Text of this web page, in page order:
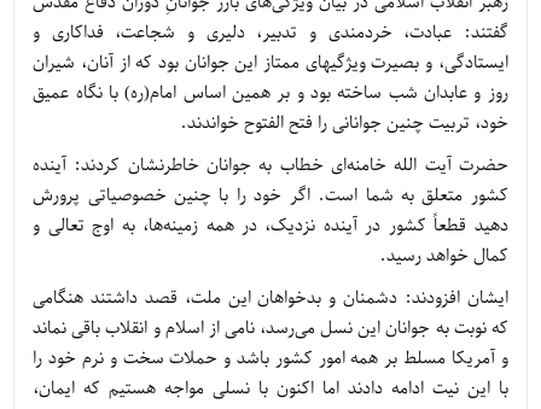
گفتند: عبادت، خردمندی و تدبیر، دلیری و شجاعت، فداکاری و
ایستادگی، و بصیرت ویژگیهای ممتاز این جوانان بود که از آنان، شیران
روز و عابدان شب ساخته بود و بر همین اساس امام(ره) با نگاه عمیق
خود، تربیت چنین جوانانی را فتح الفتوح خواندند.
حضرت آیت الله خامنه‌ای خطاب به جوانان خاطرنشان کردند: آینده
کشور متعلق به شما است. اگر خود را با چنین خصوصیاتی پرورش
دهید قطعاً کشور در آینده نزدیک، در همه زمینه‌ها، به اوج تعالی و
کمال خواهد رسید.
ایشان افزودند: دشمنان و بدخواهان این ملت، قصد داشتند هنگامی
که نوبت به جوانان این نسل می‌رسد، نامی از اسلام و انقلاب باقی نماند
و آمریکا مسلط بر همه امور کشور باشد و حملات سخت و نرم خود را
با این نیت ادامه دادند اما اکنون با نسلی مواجه هستیم که ایمان،